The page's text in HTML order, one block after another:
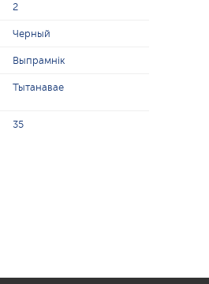
2
Черный
Выпрамнік
Тытанавае
35